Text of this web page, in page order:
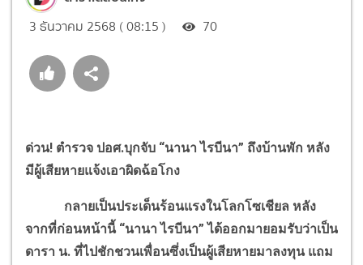
3 ธันวาคม 2568 ( 08:15 ) 70
ด่วน! ตำรวจ ปอศ.บุกจับ “นานา ไรบีนา” ถึงบ้านพัก หลัง
มีผู้เสียหายแจ้งเอาผิดฉ้อโกง
กลายเป็นประเด็นร้อนแรงในโลกโซเชียล หลัง
จากที่ก่อนหน้านี้ “นานา ไรบีนา” ได้ออกมายอมรับว่าเป็น
ดารา น. ที่ไปชักชวนเพื่อนซึ่งเป็นผู้เสียหายมาลงทุน แถม